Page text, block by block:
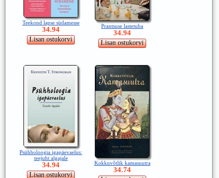
Teekond lapse südamesse
34.94 Prantsuse lastetuba
34.94
Psühholoogia igapäevaelus:
teejuht algajale
34.94 Kokkuvõtlik kamasuutra
34.74